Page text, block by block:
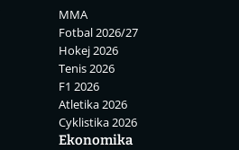
MMA
Fotbal 2026/27
Hokej 2026
Tenis 2026
F1 2026
Atletika 2026
Cyklistika 2026
Ekonomika